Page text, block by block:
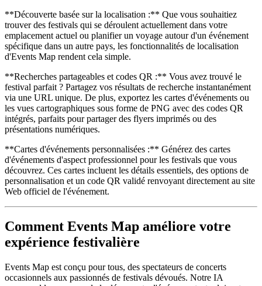
**Découverte basée sur la localisation :** Que vous souhaitiez
trouver des festivals qui se déroulent actuellement dans votre
emplacement actuel ou planifier un voyage autour d'un événement
spécifique dans un autre pays, les fonctionnalités de localisation
d'Events Map rendent cela simple.
**Recherches partageables et codes QR :** Vous avez trouvé le
festival parfait ? Partagez vos résultats de recherche instantanément
via une URL unique. De plus, exportez les cartes d'événements ou
les vues cartographiques sous forme de PNG avec des codes QR
intégrés, parfaits pour partager des flyers imprimés ou des
présentations numériques.
**Cartes d'événements personnalisées :** Générez des cartes
d'événements d'aspect professionnel pour les festivals que vous
découvrez. Ces cartes incluent les détails essentiels, des options de
personnalisation et un code QR validé renvoyant directement au site
Web officiel de l'événement.
Comment Events Map améliore votre
expérience festivalière
Events Map est conçu pour tous, des spectateurs de concerts
occasionnels aux passionnés de festivals dévoués. Notre IA